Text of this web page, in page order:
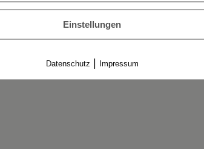
Einstellungen
Datenschutz | Impressum